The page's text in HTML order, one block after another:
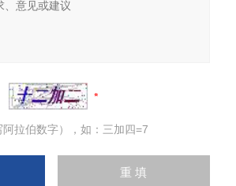
拉伯数字），如：三加四=7